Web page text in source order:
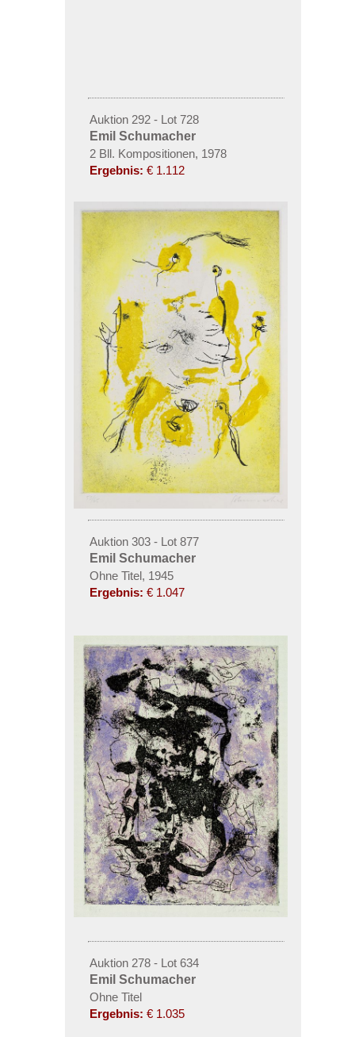
Auktion 292 - Lot 728
Emil Schumacher
2 Bll. Kompositionen, 1978
Ergebnis: € 1.112
Auktion 303 - Lot 877
Emil Schumacher
Ohne Titel, 1945
Ergebnis: € 1.047
Auktion 278 - Lot 634
Emil Schumacher
Ohne Titel
Ergebnis: € 1.035